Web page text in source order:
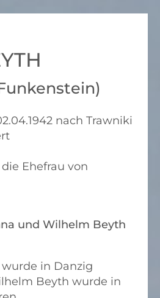
nach Trawniki
Ehefrau von
und Wilhelm Beyth
in Danzig
Beyth wurde in